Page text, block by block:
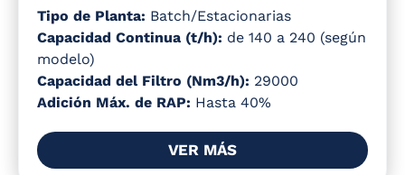
Tipo de Planta: Batch/Estacionarias
Capacidad Continua (t/h): de 140 a 240 (según
modelo)
Capacidad del Filtro (Nm3/h): 29000
Adición Máx. de RAP: Hasta 40%
VER MÁS